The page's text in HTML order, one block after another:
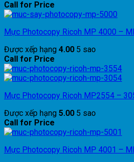
Call for Price
Mực Photocopy Ricoh MP 4000 –
Được xếp hạng 4.00 5 sao
Call for Price
Mực Photocopy Ricoh MP2554 –
Được xếp hạng 5.00 5 sao
Call for Price
Mực Photocopy Ricoh MP 4001 –